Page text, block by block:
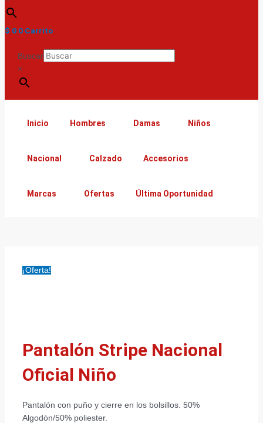
$ 0 0 Carrito
Buscar
×
Inicio Hombres Damas Niños
Nacional Calzado Accesorios
Marcas Ofertas Última Oportunidad
¡Oferta!
Pantalón Stripe Nacional
Oficial Niño
Pantalón con puño y cierre en los bolsillos. 50%
Algodòn/50% poliester.